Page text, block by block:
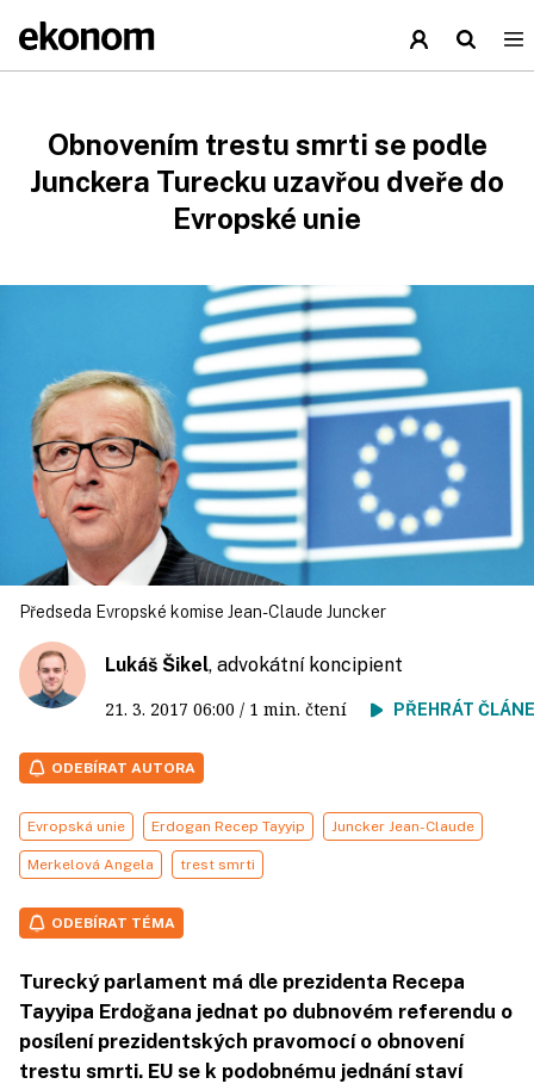
Obnovením trestu smrti se podle
Junckera Turecku uzavřou dveře do
Evropské unie
Předseda Evropské komise Jean-Claude Juncker
Lukáš Šikel, advokátní koncipient
21. 3. 2017 06:00 / 1 min. čtení PŘEHRÁT
ODEBÍRAT AUTORA
Evropská unie Erdogan Recep Tayyip Juncker Jean-Claude
Merkelová Angela trest smrti
ODEBÍRAT TÉMA
Turecký parlament má dle prezidenta Recepa
Tayyipa Erdoğana jednat po dubnovém referendu o
posílení prezidentských pravomocí o obnovení
trestu smrti. EU se k podobnému jednání staví